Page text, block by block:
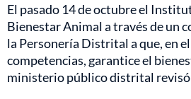
El pasado 14 de octubre el
Bienestar Animal a través de un
la Personería Distrital a que, en
competencias, garantice el
ministerio público distrital revisó